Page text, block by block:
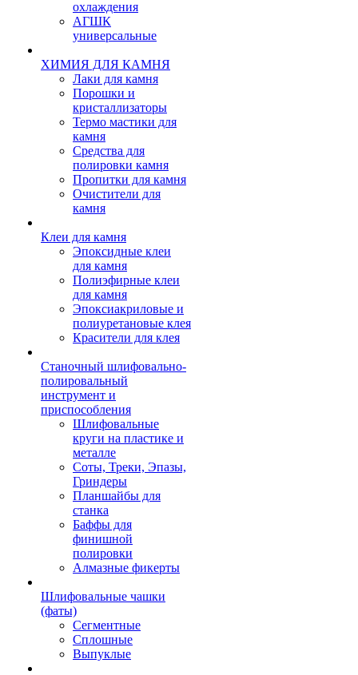
охлаждения
АГШК
универсальные
ХИМИЯ ДЛЯ КАМНЯ
Лаки для камня
Порошки и
кристаллизаторы
Термо мастики для
камня
Средства для
полировки камня
Пропитки для камня
Очистители для
камня
Клеи для камня
Эпоксидные клеи
для камня
Полиэфирные клеи
для камня
Эпоксиакриловые и
полиуретановые клея
Красители для клея
Станочный шлифовально-
полировальный
инструмент и
приспособления
Шлифовальные
круги на пластике и
металле
Соты, Треки, Эпазы,
Гриндеры
Планшайбы для
станка
Баффы для
финишной
полировки
Алмазные фикерты
Шлифовальные чашки
(фаты)
Сегментные
Сплошные
Выпуклые